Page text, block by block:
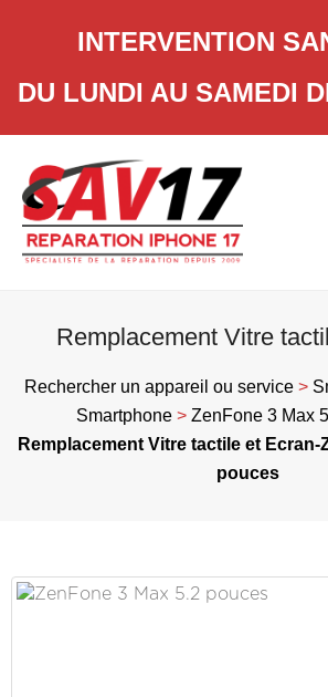
INTERVENTION
DU LUNDI AU SAMEDI
content
Remplacement Vitre
Rechercher un appareil ou service>
Smartphone> ZenFone 3 Max
Remplacement Vitre tactile et Ecran-
pouces